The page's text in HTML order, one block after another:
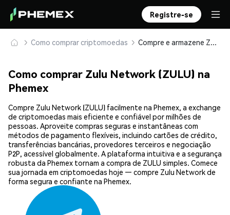
Registre-se
Como comprar criptomoedas Compre e armazene Zulu Network (ZULU) com segurança
Como comprar Zulu Network (ZULU) na
Phemex
Compre Zulu Network (ZULU) facilmente na Phemex, a exchange
de criptomoedas mais eficiente e confiável por milhões de
pessoas. Aproveite compras seguras e instantâneas com
métodos de pagamento flexíveis, incluindo cartões de crédito,
transferências bancárias, provedores terceiros e negociação
P2P, acessível globalmente. A plataforma intuitiva e a segurança
robusta da Phemex tornam a compra de ZULU simples. Comece
sua jornada em criptomoedas hoje — compre Zulu Network de
forma segura e confiante na Phemex.